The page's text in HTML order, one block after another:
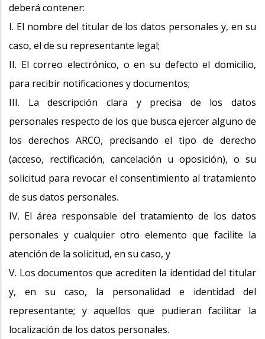
deberá contener:
I. El nombre del titular de los datos personales y, en su
caso, el de su representante legal;
II. El correo electrónico, o en su defecto el domicilio,
para recibir notificaciones y documentos;
III. La descripción clara y precisa de los datos
personales respecto de los que busca ejercer alguno de
los derechos ARCO, precisando el tipo de derecho
(acceso, rectificación, cancelación u oposición), o su
solicitud para revocar el consentimiento al tratamiento
de sus datos personales.
IV. El área responsable del tratamiento de los datos
personales y cualquier otro elemento que facilite la
atención de la solicitud, en su caso, y
V. Los documentos que acrediten la identidad del titular
y, en su caso, la personalidad e identidad del
representante; y aquellos que pudieran facilitar la
localización de los datos personales.